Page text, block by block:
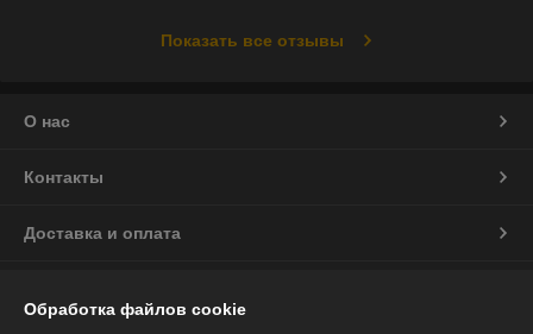
Показать все отзывы
О нас
Контакты
Доставка и оплата
Обработка файлов cookie